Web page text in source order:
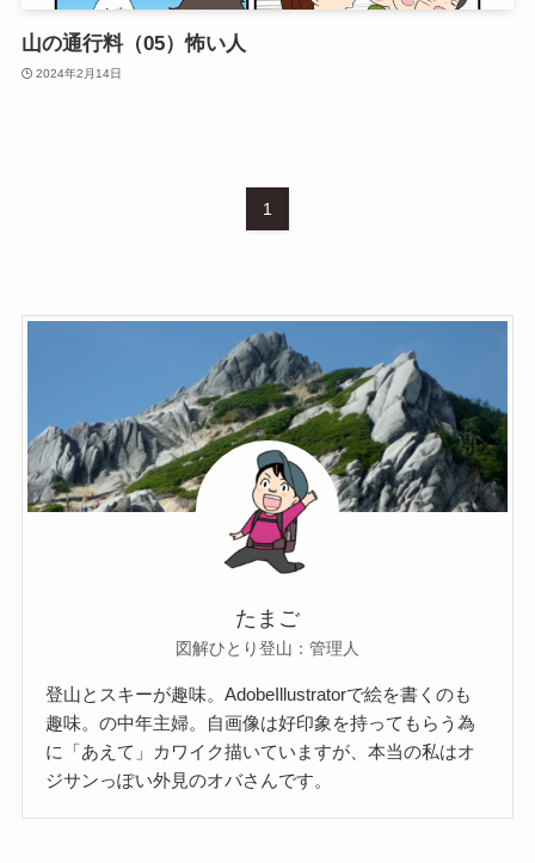
山の通行料（05）怖い人
2024年2月14日
1
たまご
図解ひとり登山：管理人
登山とスキーが趣味。AdobeIllustratorで絵を書くのも
趣味。の中年主婦。自画像は好印象を持ってもらう為
に「あえて」カワイク描いていますが、本当の私はオ
ジサンっぽい外見のオバさんです。